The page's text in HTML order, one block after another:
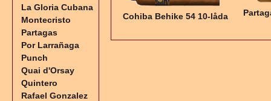
Cohiba Behike 54 10-låda
La Gloria Cubana
Montecristo
Partagas
Por Larrañaga
Punch
Quai d'Orsay
Quintero
Rafael Gonzalez